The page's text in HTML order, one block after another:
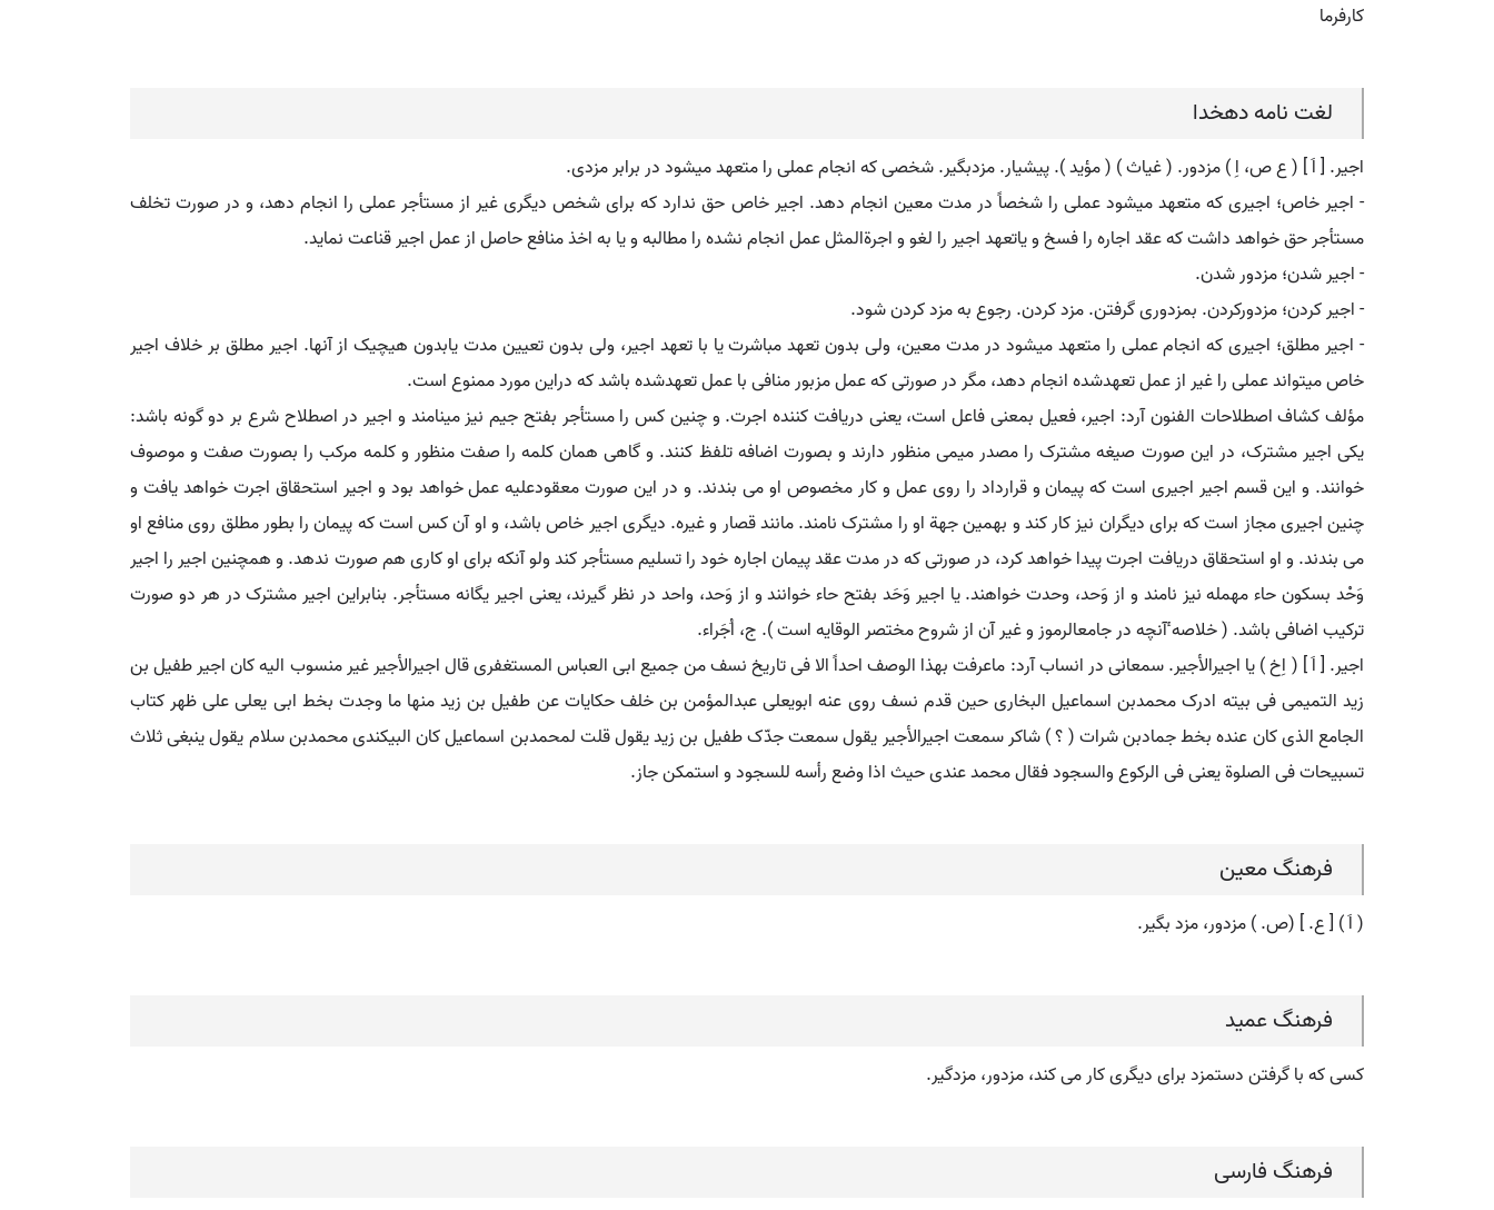
کارفرما
لغت نامه دهخدا
اجیر. [ اَ ] ( ع ص، اِ ) مزدور. ( غیاث ) ( مؤید ). پیشیار. مزدبگیر. شخصی که انجام عملی را متعهد میشود در برابر مزدی.
- اجیر خاص؛ اجیری که متعهد میشود عملی را شخصاً در مدت معین انجام دهد. اجیر خاص حق ندارد که برای شخص دیگری غیر از مستأجر عملی را انجام دهد، و در صورت تخلف
مستأجر حق خواهد داشت که عقد اجاره را فسخ و یاتعهد اجیر را لغو و اجرةالمثل عمل انجام نشده را مطالبه و یا به اخذ منافع حاصل از عمل اجیر قناعت نماید.
- اجیر شدن؛ مزدور شدن.
- اجیر کردن؛ مزدورکردن. بمزدوری گرفتن. مزد کردن. رجوع به مزد کردن شود.
- اجیر مطلق؛ اجیری که انجام عملی را متعهد میشود در مدت معین، ولی بدون تعهد مباشرت یا با تعهد اجیر، ولی بدون تعیین مدت یابدون هیچیک از آنها. اجیر مطلق بر خلاف اجیر
خاص میتواند عملی را غیر از عمل تعهدشده انجام دهد، مگر در صورتی که عمل مزبور منافی با عمل تعهدشده باشد که دراین مورد ممنوع است.
مؤلف کشاف اصطلاحات الفنون آرد: اجیر، فعیل بمعنی فاعل است، یعنی دریافت کننده اجرت. و چنین کس را مستأجر بفتح جیم نیز مینامند و اجیر در اصطلاح شرع بر دو گونه باشد:
یکی اجیر مشترک، در این صورت صیغه مشترک را مصدر میمی منظور دارند و بصورت اضافه تلفظ کنند. و گاهی همان کلمه را صفت منظور و کلمه مرکب را بصورت صفت و موصوف
خوانند. و این قسم اجیر اجیری است که پیمان و قرارداد را روی عمل و کار مخصوص او می بندند. و در این صورت معقودعلیه عمل خواهد بود و اجیر استحقاق اجرت خواهد یافت و
چنین اجیری مجاز است که برای دیگران نیز کار کند و بهمین جهة او را مشترک نامند. مانند قصار و غیره. دیگری اجیر خاص باشد، و او آن کس است که پیمان را بطور مطلق روی منافع او
می بندند. و او استحقاق دریافت اجرت پیدا خواهد کرد، در صورتی که در مدت عقد پیمان اجاره خود را تسلیم مستأجر کند ولو آنکه برای او کاری هم صورت ندهد. و همچنین اجیر را اجیر
وَحْد بسکون حاء مهمله نیز نامند و از وَحد، وحدت خواهند. یا اجیر وَحَد بفتح حاء خوانند و از وَحد، واحد در نظر گیرند، یعنی اجیر یگانه مستأجر. بنابراین اجیر مشترک در هر دو صورت
ترکیب اضافی باشد. ( خلاصه ٔآنچه در جامعالرموز و غیر آن از شروح مختصر الوقایه است ). ج، اُجَراء.
اجیر. [ اَ ] ( اِخ ) یا اجیرالأجیر. سمعانی در انساب آرد: ماعرفت بهذا الوصف احداً الا فی تاریخ نسف من جمیع ابی العباس المستغفری قال اجیرالأجیر غیر منسوب الیه کان اجیر طفیل بن
زید التمیمی فی بیته ادرک محمدبن اسماعیل البخاری حین قدم نسف روی عنه ابویعلی عبدالمؤمن بن خلف حکایات عن طفیل بن زید منها ما وجدت بخط ابی یعلی علی ظهر کتاب
الجامع الذی کان عنده بخط جمادبن شرات ( ؟ ) شاکر سمعت اجیرالأجیر یقول سمعت جدّک طفیل بن زید یقول قلت لمحمدبن اسماعیل کان البیکندی محمدبن سلام یقول ینبغی ثلاث
تسبیحات فی الصلوة یعنی فی الرکوع والسجود فقال محمد عندی حیث اذا وضع رأسه للسجود و استمکن جاز.
فرهنگ معین
( اَ ) [ ع. ] (ص. ) مزدور، مزد بگیر.
فرهنگ عمید
کسی که با گرفتن دستمزد برای دیگری کار می کند، مزدور، مزدگیر.
فرهنگ فارسی